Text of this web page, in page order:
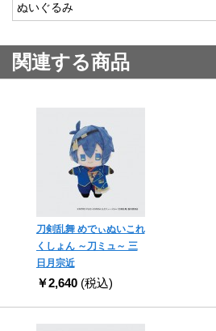
ぬいぐるみ
関連する商品
刀剣乱舞 めでぃぬいこれ
くしょん ～刀ミュ～ 三
日月宗近
￥2,640 (税込)